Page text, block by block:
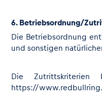
Alle anzeigen
6. Betriebsordnung/
Die Betriebsordnung
und sonstigen
Die Zutrittskriterien
https://